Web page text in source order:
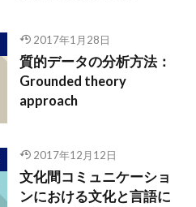
2017年1月28日
質的データの分析方法：
Grounded theory
approach
2017年12月12日
文化間コミュニケーショ
ンにおける文化と言語に